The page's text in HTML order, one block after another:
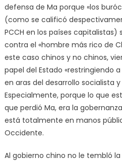
defensa de Ma porque «los
(como se calificó
PCCH en los países
contra el «hombre más rico de
este caso chinos y no chinos,
papel del Estado «restringiendo
en aras del desarrollo socialista
Especialmente, porque lo que
que perdió Ma, era la
está totalmente en manos
Occidente.
Al gobierno chino no le tembló